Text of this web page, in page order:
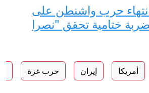
حرب واشنطن على
ختامية تحقق "نصرا
أمريكا إيران حرب غزة